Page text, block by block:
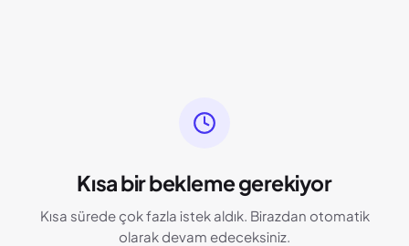
Kısa bir bekleme gerekiyor
Kısa sürede çok fazla istek aldık. Birazdan otomatik
olarak devam edeceksiniz.